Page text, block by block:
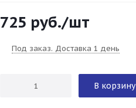
725 руб./шт
Под заказ. Доставка 1 день
В корзину